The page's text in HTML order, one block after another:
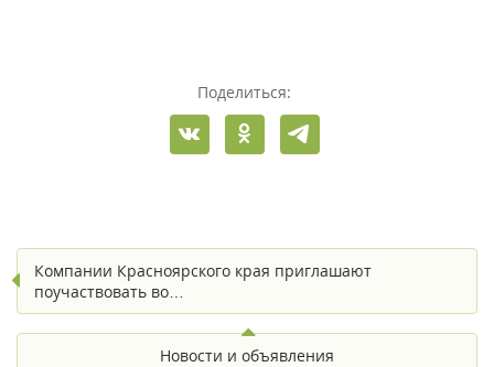
Поделиться:
Компании Красноярского края приглашают
поучаствовать во…
Новости и объявления